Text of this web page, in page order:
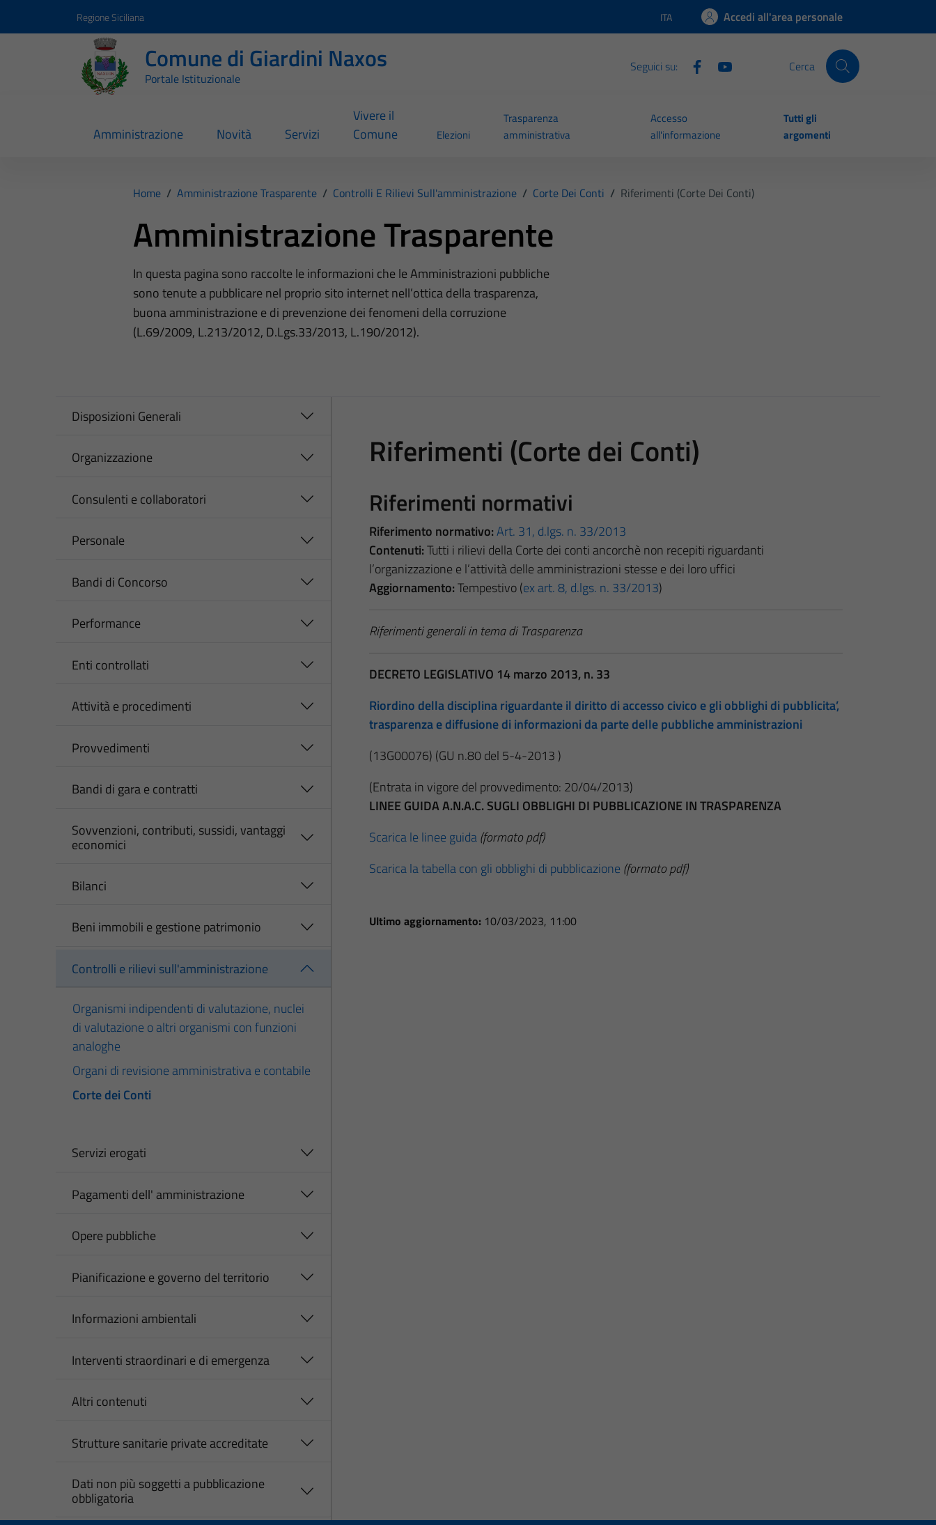
Regione Siciliana Lingua attiva:
ITA Accedi all'area personale
Comune di Giardini Naxos
Portale Istituzionale
Seguici su: Cerca
Amministrazione Novità Servizi
Vivere il
Comune
Elezioni
Trasparenza
amministrativa
Accesso
all'informazione
Tutti gli
argomenti
Home / Amministrazione Trasparente / Controlli E Rilievi Sull'amministrazione / Corte Dei Conti / Riferimenti (Corte Dei Conti)
Amministrazione Trasparente
In questa pagina sono raccolte le informazioni che le Amministrazioni pubbliche
sono tenute a pubblicare nel proprio sito internet nell’ottica della trasparenza,
buona amministrazione e di prevenzione dei fenomeni della corruzione
(L.69/2009, L.213/2012, D.Lgs.33/2013, L.190/2012).
Disposizioni Generali
Organizzazione
Consulenti e collaboratori
Personale
Bandi di Concorso
Performance
Enti controllati
Attività e procedimenti
Provvedimenti
Bandi di gara e contratti
Sovvenzioni, contributi, sussidi, vantaggi
economici
Bilanci
Beni immobili e gestione patrimonio
Controlli e rilievi sull'amministrazione
Organismi indipendenti di valutazione, nuclei
di valutazione o altri organismi con funzioni
analoghe
Organi di revisione amministrativa e contabile
Corte dei Conti
Servizi erogati
Pagamenti dell' amministrazione
Opere pubbliche
Pianificazione e governo del territorio
Informazioni ambientali
Interventi straordinari e di emergenza
Altri contenuti
Strutture sanitarie private accreditate
Dati non più soggetti a pubblicazione
obbligatoria
Riferimenti (Corte dei Conti)
Riferimenti normativi
Riferimento normativo:Art. 31, d.lgs. n. 33/2013
Contenuti:Tutti i rilievi della Corte dei conti ancorchè non recepiti riguardanti
l’organizzazione e l’attività delle amministrazioni stesse e dei loro uffici
Aggiornamento:Tempestivo (ex art. 8, d.lgs. n. 33/2013)
Riferimenti generali in tema di Trasparenza
DECRETO LEGISLATIVO 14 marzo 2013, n. 33
Riordino della disciplina riguardante il diritto di accesso civico e gli obblighi di pubblicita’,
trasparenza e diffusione di informazioni da parte delle pubbliche amministrazioni
(13G00076) (GU n.80 del 5-4-2013 )
(Entrata in vigore del provvedimento: 20/04/2013)
LINEE GUIDA A.N.A.C. SUGLI OBBLIGHI DI PUBBLICAZIONE IN TRASPARENZA
Scarica le linee guida(formato pdf)
Scarica la tabella con gli obblighi di pubblicazione (formato pdf)
Ultimo aggiornamento: 10/03/2023, 11:00